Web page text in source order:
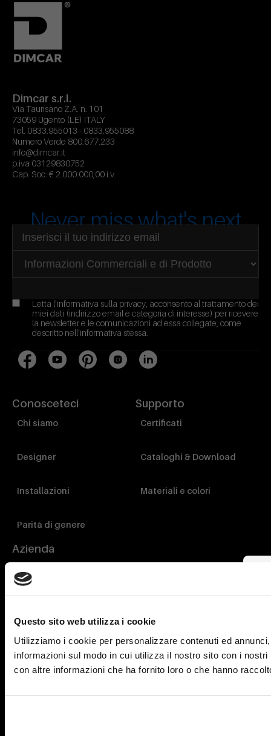
Questo sito web utilizza i cookie
Utilizziamo i cookie per personalizzare contenuti ed
informazioni sul modo in cui utilizza il nostro sito con i
con altre informazioni che ha fornito loro o che hanno
Dimcar s.r.l.
Via Taurisano Z.A. n. 101
73059 Ugento (LE) ITALY
Tel. 0833.955013 - 0833.955088
Numero Verde 800.677.233
info@dimcar.it
p.iva 03129830752
Cap. Soc. € 2.000.000,00 i.v.
Never miss what's next
Letta l'informativa sulla privacy , acconsento al trattamento dei
miei dati (indirizzo email e categoria di interesse) per ricevere
la newsletter e le comunicazioni ad essa collegate, come
descritto nell'informativa stessa.
FacebookYouTubePinterestInstagramLinkedIn
Conosceteci
Chi siamo
Designer
Installazioni
Parità di genere
Supporto
Certificati
Cataloghi & Download
Materiali e colori
Azienda
News
Environmental & Human